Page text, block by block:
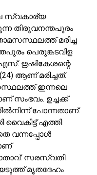
സ്വകാര്യ
തിരുവനന്തപുരം
മരിച്ച
പെരുങ്കടവിള
ഋഷികേശന്റെ
ആണ് മരിച്ചത്.
ഇന്നലെ
സംഭവം. ഉച്ചക്ക്
പോന്നതാണ്.
എത്തി
വന്നപ്പോള്‍
സരസ്വതി.
മൃതദേഹം